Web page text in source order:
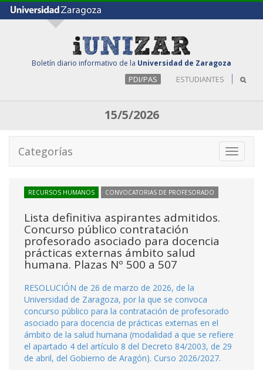
Boletín diario informativo de la Universidad de Zaragoza
PDI/PAS ESTUDIANTES
15/5/2026
Toggle
Categorías
RECURSOS HUMANOS CONVOCATORIAS DE PROFESORADO
Lista definitiva aspirantes admitidos.
Concurso público contratación
profesorado asociado para docencia
prácticas externas ámbito salud
humana. Plazas Nº 500 a 507
RESOLUCIÓN de 26 de marzo de 2026, de la
Universidad de Zaragoza, por la que se convoca
concurso público para la contratación de profesorado
asociado para docencia de prácticas externas en el
ámbito de la salud humana (modalidad a que se refiere
el apartado 4 del artículo 8 del Decreto 84/2003, de 29
de abril, del Gobierno de Aragón). Curso 2026/2027.